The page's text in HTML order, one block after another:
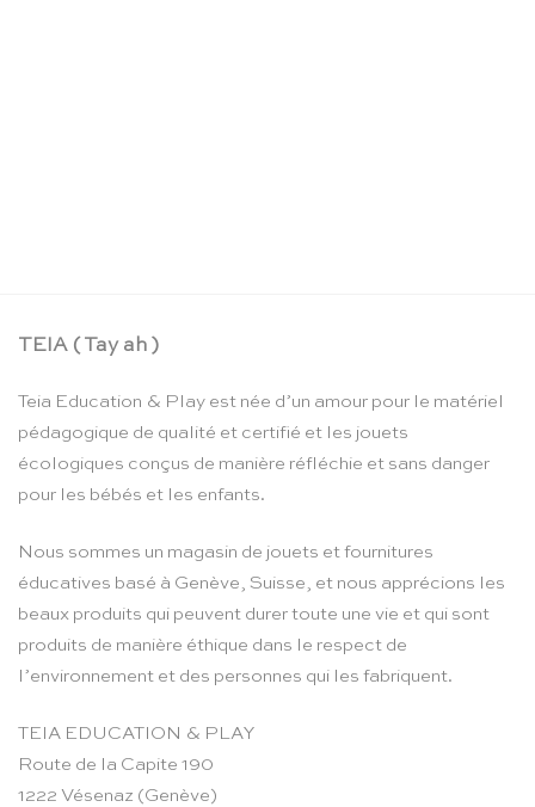
TEIA ( Tay ah )
Teia Education & Play est née d’un amour pour le matériel
pédagogique de qualité et certifié et les jouets
écologiques conçus de manière réfléchie et sans danger
pour les bébés et les enfants.
Nous sommes un magasin de jouets et fournitures
éducatives basé à Genève, Suisse, et nous apprécions les
beaux produits qui peuvent durer toute une vie et qui sont
produits de manière éthique dans le respect de
l’environnement et des personnes qui les fabriquent.
TEIA EDUCATION & PLAY
Route de la Capite 190
1222 Vésenaz (Genève)